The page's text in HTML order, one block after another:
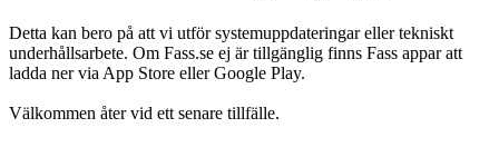
Detta kan bero på att vi utför systemuppdateringar eller tekniskt
underhållsarbete. Om Fass.se ej är tillgänglig finns Fass appar att
ladda ner via App Store eller Google Play.
Välkommen åter vid ett senare tillfälle.